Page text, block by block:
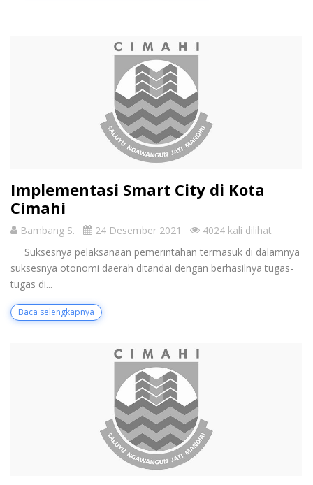
Implementasi Smart City di Kota
Cimahi
Bambang S. 24 Desember 2021
4024 kali dilihat
Suksesnya pelaksanaan pemerintahan termasuk di dalamnya
suksesnya otonomi daerah ditandai dengan berhasilnya tugas-
tugas di...
Baca selengkapnya